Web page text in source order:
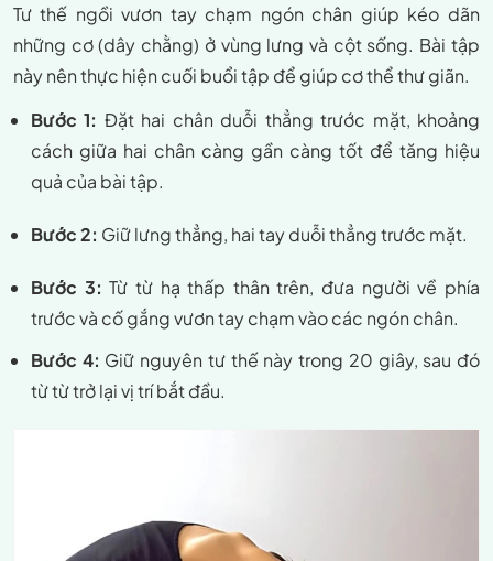
Tư thế ngồi vươn tay chạm ngón chân giúp kéo dãn
những cơ (dây chằng) ở vùng lưng và cột sống. Bài tập
này nên thực hiện cuối buổi tập để giúp cơ thể thư giãn.
Bước 1: Đặt hai chân duỗi thẳng trước mặt, khoảng
cách giữa hai chân càng gần càng tốt để tăng hiệu
quả của bài tập.
Bước 2: Giữ lưng thẳng, hai tay duỗi thẳng trước mặt.
Bước 3:Từ từ hạ thấp thân trên, đưa người về phía
trước và cố gắng vươn tay chạm vào các ngón chân.
Bước 4: Giữ nguyên tư thế này trong 20 giây, sau đó
từ từ trở lại vị trí bắt đầu.